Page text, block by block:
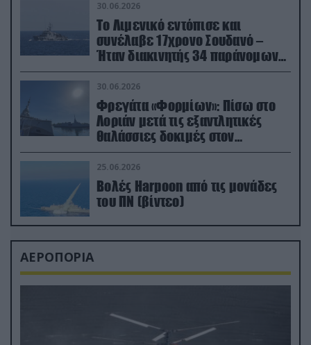
30.06.2026
Το Λιμενικό εντόπισε και
συνέλαβε 17χρονο Σουδανό –
Ήταν διακινητής 34 παράνομων
μεταναστών
30.06.2026
Φρεγάτα «Φορμίων»: Πίσω στο
Λοριάν μετά τις εξαντλητικές
θαλάσσιες δοκιμές στον
απαιτητικό Βισκαϊκό
25.06.2026
Βολές Harpoon από τις μονάδες
του ΠΝ (βίντεο)
ΑΕΡΟΠΟΡΙΑ